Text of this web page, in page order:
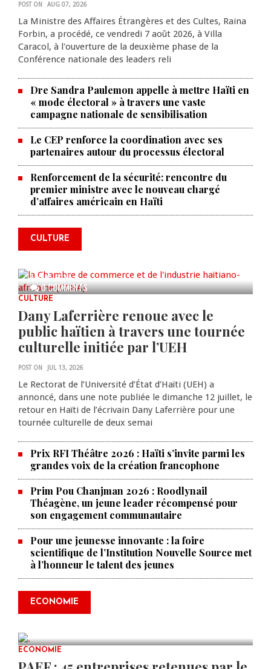
POST ON AUG 07, 2026
La Ministre des Affaires Étrangères et des Cultes, Raina
Forbin, a procédé, ce vendredi 7 août 2026, à Villa
Caracol, à l'ouverture de la deuxième phase de la
Conférence nationale des leaders reli
Dre Sandra Paulemon appelle à mettre Haïti en
« mode électoral » à travers une vaste
campagne nationale de sensibilisation
Le CEP renforce la coordination avec ses
partenaires autour du processus électoral
Renforcement de la sécurité: rencontre du
premier ministre avec le nouveau chargé
d’affaires américain en Haïti
CULTURE
0 COMMENTS
La Chambre de commerce et de
l'industrie haïtiano-africaine
annonce des activités pour
commémorer le 235e
anniversaire de la cérémonie du
AUG 05, 2026
CULTURE
Dany Laferrière renoue avec le
public haïtien à travers une tournée
culturelle initiée par l’UEH
POST ON JUL 13, 2026
Le Rectorat de l’Université d’État d’Haïti (UEH) a
annoncé, dans une note publiée le dimanche 12 juillet, le
retour en Haïti de l’écrivain Dany Laferrière pour une
tournée culturelle de deux semai
Prix RFI Théâtre 2026 : Haïti s’invite parmi les
grandes voix de la création francophone
Prim Pou Chanjman 2026 : Roodlynail
Théagène, un jeune leader récompensé pour
son engagement communautaire
Pour une jeunesse innovante : la foire
scientifique de l’Institution Nouvelle Source met
à l’honneur le talent des jeunes
ECONOMIE
0 COMMENTS
Produire le savoir pour
transformer Haïti : BRH lance la
2ᵉ édition de ses Journées
scientifiques
ECONOMIE